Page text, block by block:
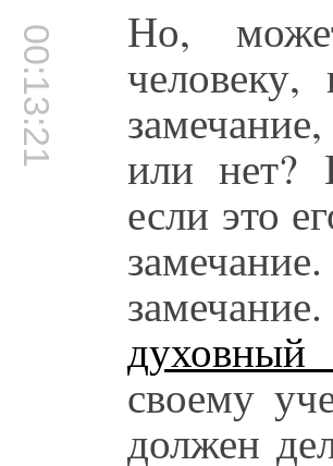
00:13:21 Но,
человеку,
или нет?
если это
духовный
своему
должен